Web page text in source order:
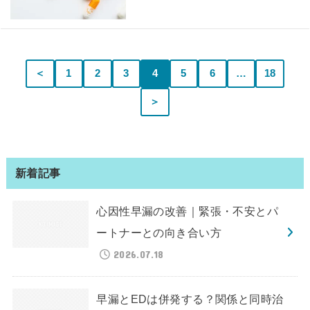
＜ 1 2 3 4 5 6 … 18
＞
新着記事
心因性早漏の改善｜緊張・不安とパ
ートナーとの向き合い方
2026.07.18
早漏とEDは併発する？関係と同時治